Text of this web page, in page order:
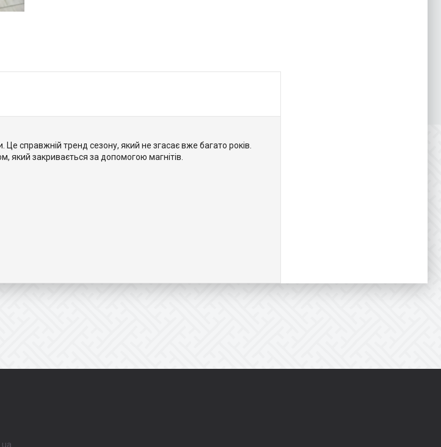
справжній тренд сезону, який не згасає вже багато років.
який закривається за допомогою магнітів.